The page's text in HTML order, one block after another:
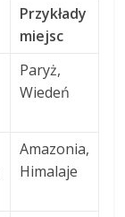
Przykłady
miejsc
Paryż,
Wiedeń
Amazonia,
Himalaje